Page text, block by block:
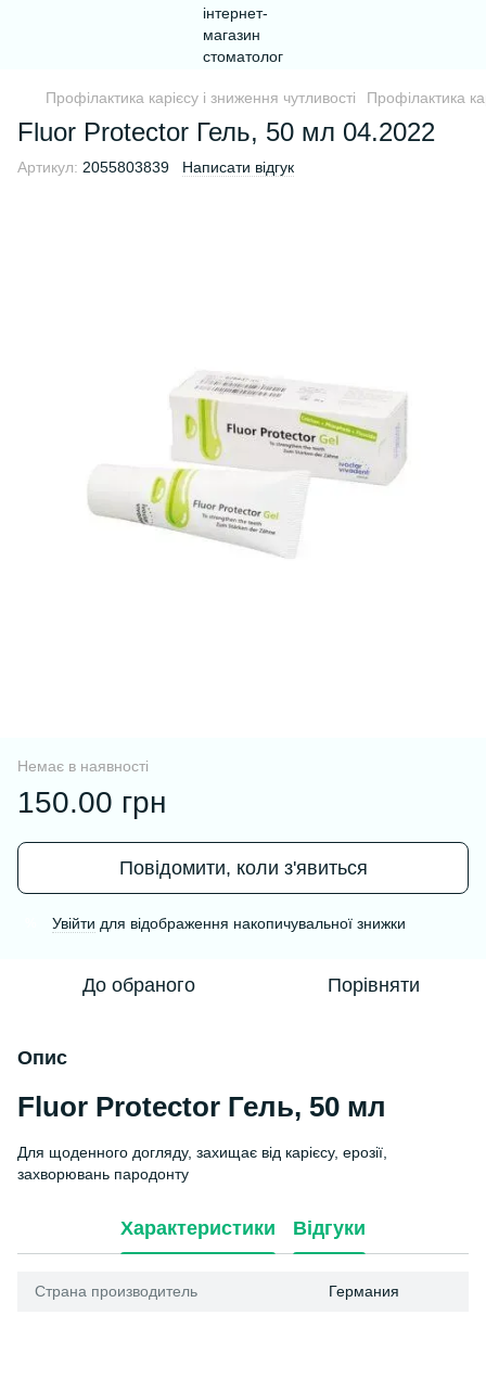
Профілактика карієсу і зниження чутливості Профілактика
Fluor Protector Гель, 50 мл 04.2022
Артикул: 2055803839 Написати відгук
Немає в наявності
150.00 грн
Повідомити, коли з'явиться
Увійти для відображення накопичувальної знижки
До обраного Порівняти
Опис
Fluor Protector Гель, 50 мл
Для щоденного догляду, захищає від карієсу, ерозії,
захворювань пародонту
Характеристики Відгуки
Страна производитель Германия